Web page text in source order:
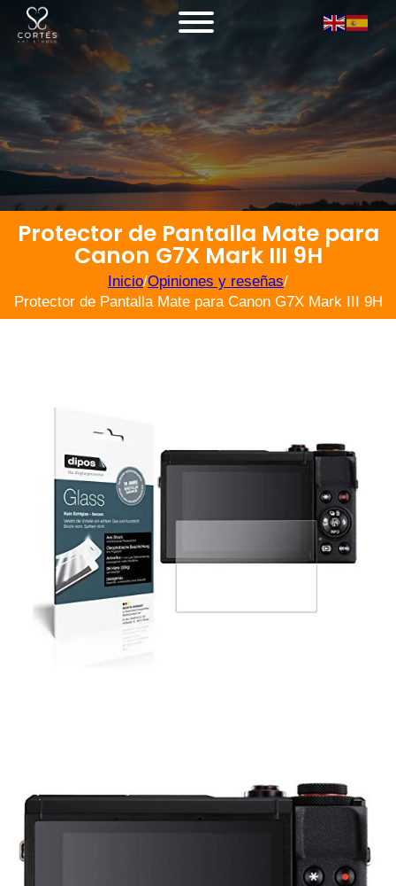
Protector de Pantalla Mate para
Canon G7X Mark III 9H
Inicio/Opiniones y reseñas/
Protector de Pantalla Mate para Canon G7X Mark III 9H